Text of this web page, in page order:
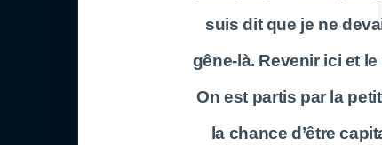
suis dit que je ne
gêne-là. Revenir ici et
On est partis par la
la chance d’être